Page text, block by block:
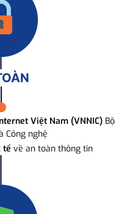
Việt Nam (VNNIC) Bộ
Công nghệ
tế về an toàn thông tin